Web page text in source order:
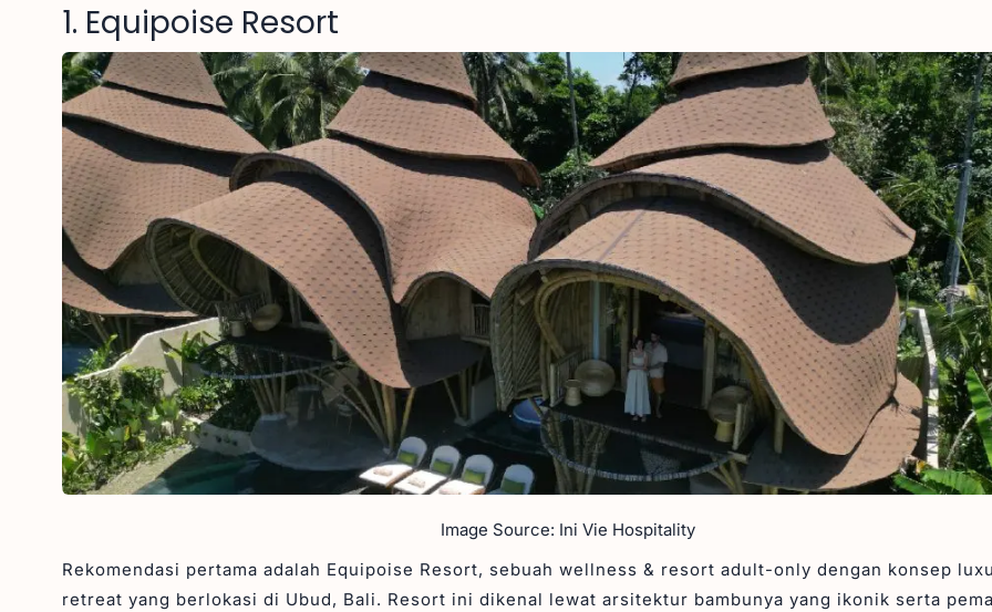
1. Equipoise Resort
Image Source: Ini Vie Hospitality
Rekomendasi pertama adalah Equipoise Resort, sebuah wellness & resort adult-only dengan konsep
retreat yang berlokasi di Ubud, Bali. Resort ini dikenal lewat arsitektur bambunya yang ikonik serta